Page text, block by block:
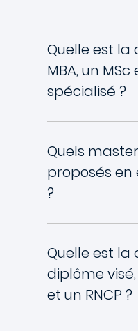
Quelle est
MBA, un
spécialisé ?
Quels
proposés
?
Quelle est
diplôme
et un RNCP ?